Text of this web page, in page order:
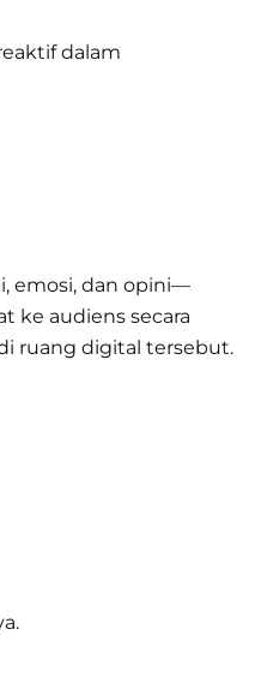
dalam
emosi, dan opini—
ke audiens secara
ruang digital tersebut.